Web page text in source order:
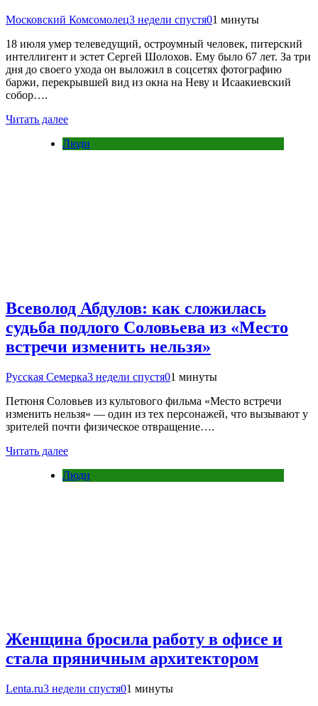
Московский Комсомолец3 недели спустя01 минуты
18 июля умер телеведущий, остроумный человек, питерский
интеллигент и эстет Сергей Шолохов. Ему было 67 лет. За три
дня до своего ухода он выложил в соцсетях фотографию
баржи, перекрывшей вид из окна на Неву и Исаакиевский
собор….
Читать далее
Люди
Всеволод Абдулов: как сложилась
судьба подлого Соловьева из «Место
встречи изменить нельзя»
Русская Семерка3 недели спустя01 минуты
Петюня Соловьев из культового фильма «Место встречи
изменить нельзя» — один из тех персонажей, что вызывают у
зрителей почти физическое отвращение….
Читать далее
Люди
Женщина бросила работу в офисе и
стала пряничным архитектором
Lenta.ru3 недели спустя01 минуты